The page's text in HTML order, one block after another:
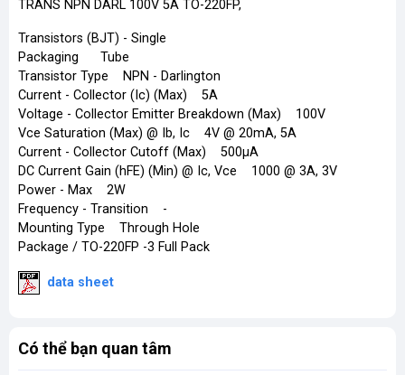
TRANS NPN DARL 100V 5A TO-220FP,
Transistors (BJT) - Single
Packaging Tube
Transistor Type NPN - Darlington
Current - Collector (Ic) (Max) 5A
Voltage - Collector Emitter Breakdown (Max) 100V
Vce Saturation (Max) @ Ib, Ic 4V @ 20mA, 5A
Current - Collector Cutoff (Max) 500µA
DC Current Gain (hFE) (Min) @ Ic, Vce 1000 @ 3A, 3V
Power - Max 2W
Frequency - Transition -
Mounting Type Through Hole
Package / TO-220FP -3 Full Pack
data sheet
Có thể bạn quan tâm